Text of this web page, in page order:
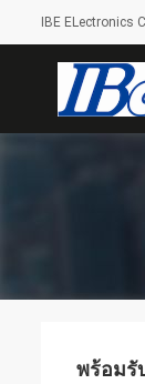
IBE ELectronics
พร้อมรั